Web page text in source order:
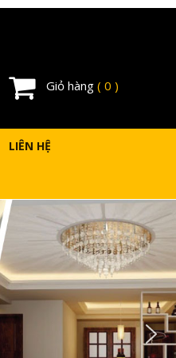
Giỏ hàng ( 0 )
LIÊN HỆ